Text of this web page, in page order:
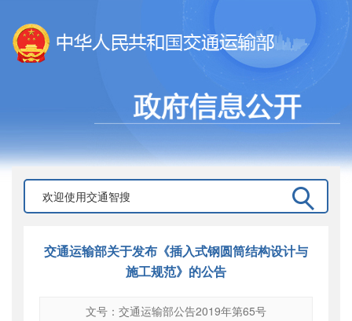
交通运输部关于发布《插入式钢圆筒结构设计与
施工规范》的公告
文号：交通运输部公告2019年第65号